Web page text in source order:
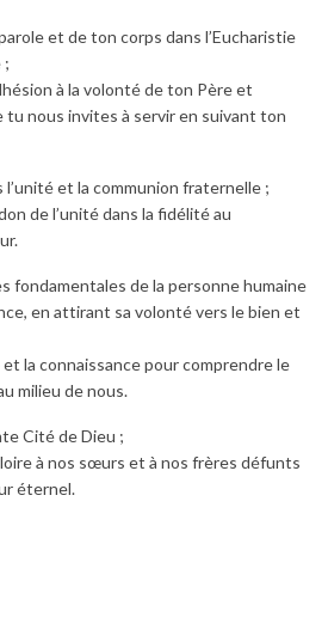
et de ton corps dans l’Eucharistie
;
à la volonté de ton Père et
tu nous invites à servir en suivant ton
l’unité et la communion fraternelle ;
de l’unité dans la fidélité au
fondamentales de la personne humaine
en attirant sa volonté vers le bien et
la connaissance pour comprendre le
milieu de nous.
Cité de Dieu ;
à nos sœurs et à nos frères défunts
éternel.